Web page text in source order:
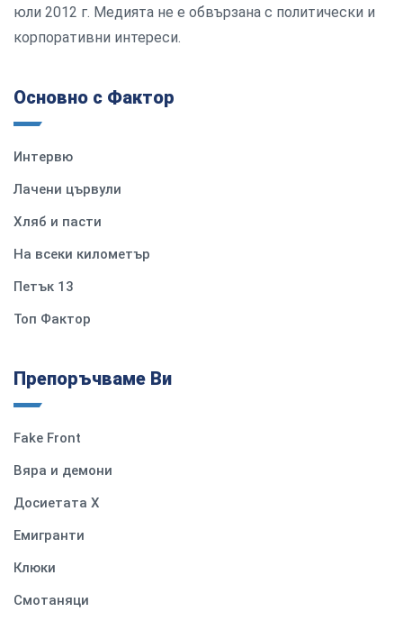
юли 2012 г. Медията не е обвързана с политически и
корпоративни интереси.
Основно с Фактор
Интервю
Лачени цървули
Хляб и пасти
На всеки километър
Петък 13
Топ Фактор
Препоръчваме Ви
Fake Front
Вяра и демони
Досиетата Х
Емигранти
Клюки
Смотаняци